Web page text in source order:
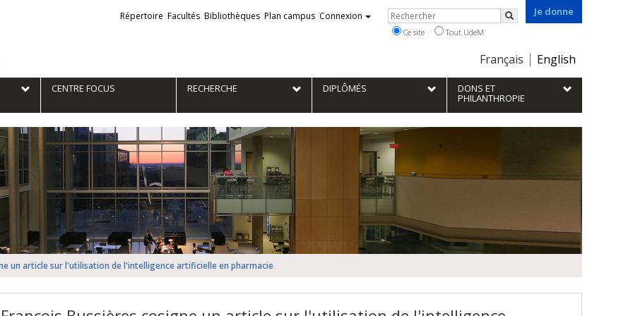
Je donne
Choix
la
langue
Français English
Liens
externes
Répertoire Facultés Bibliothèques Plan campus Connexion Rechercher
Rechercher
Ce site Tout UdeM
CENTRE FOCUS RECHERCHE DIPLÔMÉS DONS ET
PHILANTHROPIE
un article sur l'utilisation de l'intelligence artificielle en pharmacie